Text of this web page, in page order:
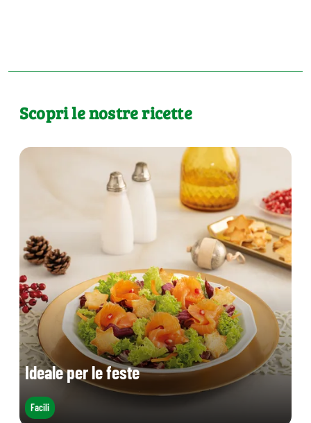
Scopri le nostre ricette
Ideale per le feste
Facili